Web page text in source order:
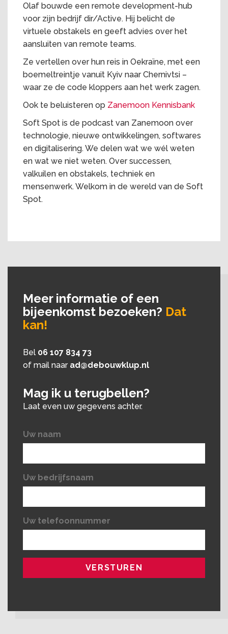
Olaf bouwde een remote development-hub
voor zijn bedrijf dir/Active. Hij belicht de
virtuele obstakels en geeft advies over het
aansluiten van remote teams.
Ze vertellen over hun reis in Oekraïne, met een
boemeltreintje vanuit Kyiv naar Chernivtsi –
waar ze de code kloppers aan het werk zagen.
Ook te beluisteren op Zanemoon Kennisbank
Soft Spot is de podcast van Zanemoon over
technologie, nieuwe ontwikkelingen, softwares
en digitalisering. We delen wat we wél weten
en wat we niet weten. Over successen,
valkuilen en obstakels, techniek en
mensenwerk. Welkom in de wereld van de Soft
Spot.
Meer informatie of een
bijeenkomst bezoeken? Dat
kan!
Bel 06 107 834 73
of mail naar ad@debouwklup.nl
Mag ik u terugbellen?
Laat even uw gegevens achter.
Uw naam
Uw bedrijfsnaam
Uw telefoonnummer